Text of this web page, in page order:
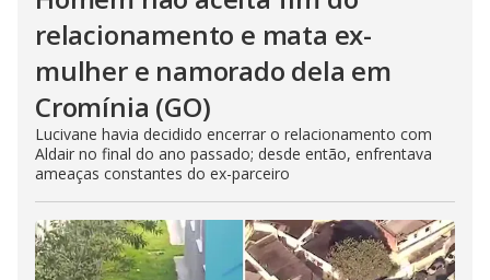
relacionamento e mata ex-
mulher e namorado dela em
Cromínia (GO)
Lucivane havia decidido encerrar o relacionamento com
Aldair no final do ano passado; desde então, enfrentava
ameaças constantes do ex-parceiro